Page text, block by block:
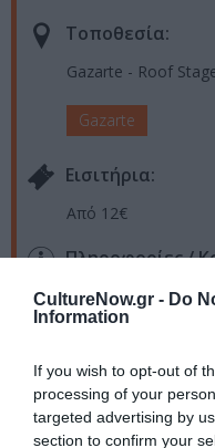
CultureNow.gr - Do
Information
If you wish to opt-out of
processing of your
targeted advertising by
section to confirm your
Τοποθεσία:
Gazarte - Roof
Gazarte
Eισιτήρια:
Από 12€
Πληροφορίες /
Τηλ.: 21 0346 0347
Ακολουθήστε το
μάθετε πρώτοι όλες
Δείτε όλα τα